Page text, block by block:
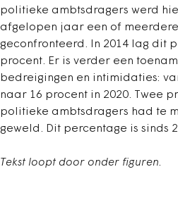
politieke ambtsdragers werd
afgelopen jaar een of
geconfronteerd. In 2014 lag dit
procent. Er is verder een
bedreigingen en intimidaties:
naar 16 procent in 2020. Twee
politieke ambtsdragers had te
geweld. Dit percentage is sinds
Tekst loopt door onder figuren.